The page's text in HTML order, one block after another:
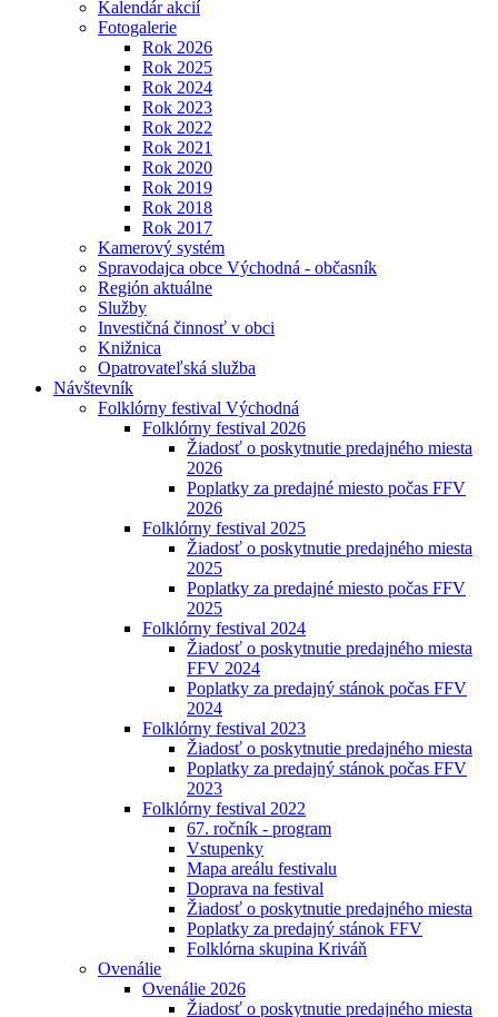
Kalendár akcií
Fotogalerie
Rok 2026
Rok 2025
Rok 2024
Rok 2023
Rok 2022
Rok 2021
Rok 2020
Rok 2019
Rok 2018
Rok 2017
Kamerový systém
Spravodajca obce Východná - občasník
Región aktuálne
Služby
Investičná činnosť v obci
Knižnica
Opatrovateľská služba
Návštevník
Folklórny festival Východná
Folklórny festival 2026
Žiadosť o poskytnutie predajného miesta
2026
Poplatky za predajné miesto počas FFV
2026
Folklórny festival 2025
Žiadosť o poskytnutie predajného miesta
2025
Poplatky za predajné miesto počas FFV
2025
Folklórny festival 2024
Žiadosť o poskytnutie predajného miesta
FFV 2024
Poplatky za predajný stánok počas FFV
2024
Folklórny festival 2023
Žiadosť o poskytnutie predajného miesta
Poplatky za predajný stánok počas FFV
2023
Folklórny festival 2022
67. ročník - program
Vstupenky
Mapa areálu festivalu
Doprava na festival
Žiadosť o poskytnutie predajného miesta
Poplatky za predajný stánok FFV
Folklórna skupina Kriváň
Ovenálie
Ovenálie 2026
Žiadosť o poskytnutie predajného miesta